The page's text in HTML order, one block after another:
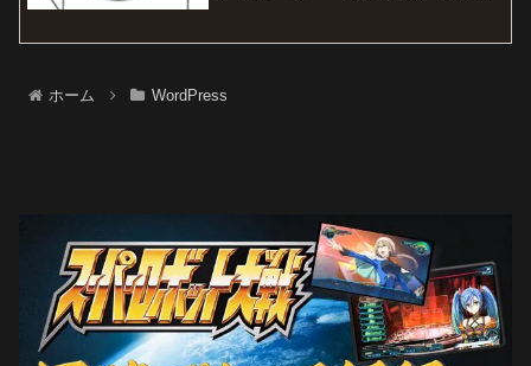
≫≪１≫リンク用のバナーやテキストを
ホーム
WordPress